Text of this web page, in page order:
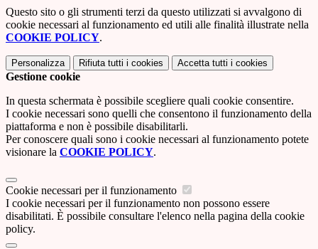
Questo sito o gli strumenti terzi da questo utilizzati si avvalgono di
cookie necessari al funzionamento ed utili alle finalità illustrate nella
COOKIE POLICY.
Personalizza Rifiuta tutti i cookies Accetta tutti i cookies
Gestione cookie
In questa schermata è possibile scegliere quali cookie consentire.
I cookie necessari sono quelli che consentono il funzionamento della
piattaforma e non è possibile disabilitarli.
Per conoscere quali sono i cookie necessari al funzionamento potete
visionare la COOKIE POLICY.
Cookie necessari per il funzionamento
I cookie necessari per il funzionamento non possono essere
disabilitati. È possibile consultare l'elenco nella pagina della cookie
policy.